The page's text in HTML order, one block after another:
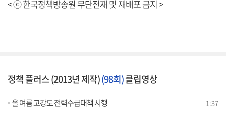
< ⓒ 한국정책방송원 무단전재 및 재배포 금지 >
정책 플러스 (2013년 제작)(98회)클립영상
올 여름 고강도 전력수급대책 시행 1:37